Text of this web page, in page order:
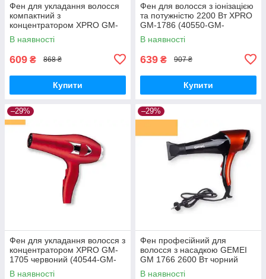
Фен для укладання волосся
компактний з
концентратором XPRO GM-
1706 чорний (GM-1706_253)
В наявності
609 ₴ 868 ₴
Купити
Фен для волосся з іонізацією
та потужністю 2200 Вт XPRO
GM-1786 (40550-GM-
1786_254)
В наявності
639 ₴ 907 ₴
Купити
–29%
Фен для укладання волосся з
концентратором XPRO GM-
1705 червоний (40544-GM-
1705_292)
В наявності
–29%
Фен професійний для
волосся з насадкою GEMEI
GM 1766 2600 Вт чорний
(GM 1766)
В наявності